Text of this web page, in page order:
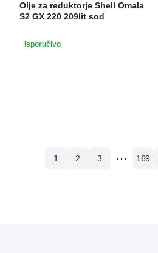
Olje za reduktorje Shell Omala
S2 GX 220 209lit sod
Isporučivo
1 2 3 … 169